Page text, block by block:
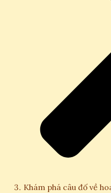
Khám phá câu đố về